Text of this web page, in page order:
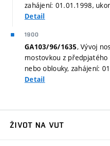
zahájení: 01.01.1998,
Detail
1900
GA103/96/1635, Vývoj
mostovkou z
nebo oblouky, zahájení:
Detail
ŽIVOT NA VUT